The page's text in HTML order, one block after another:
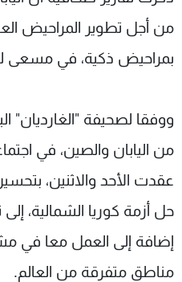
من أجل تطوير المراحيض
بمراحيض ذكية، في مسعى
ووفقا لصحيفة "الغارديان"
من اليابان والصين، في
عقدت الأحد والاثنين،
حل أزمة كوريا الشمالية،
إضافة إلى العمل معا في
مناطق متفرقة من العالم.
شاهد البرامج
الترددات
لاعلاناتكم